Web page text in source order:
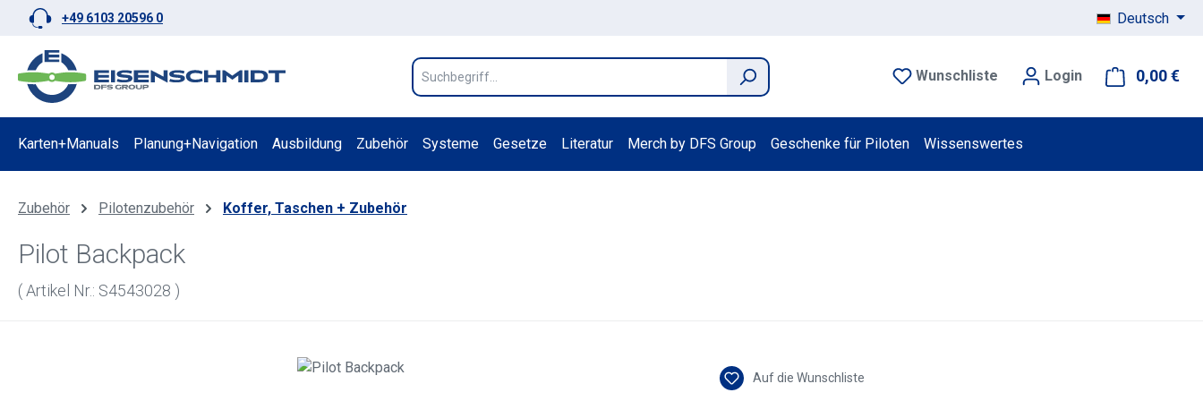
Hauptinhalt springen
Zur Suche springen
Zur Hauptnavigation springen
+49 6103 20596 0 Deutsch
Wunschliste Login 0,00 €
Karten+Manuals Planung+Navigation Ausbildung Zubehör Systeme Gesetze Literatur Merch by DFS Group Geschenke für Piloten Wissenswertes
Zubehör Pilotenzubehör Koffer, Taschen + Zubehör
Pilot Backpack
( Artikel Nr.: S4543028 )
Auf die Wunschliste